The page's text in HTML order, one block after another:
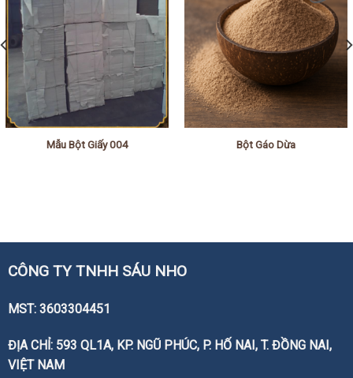
Mẫu Bột Giấy 004 Bột Gáo Dừa
CÔNG TY TNHH SÁU NHO
MST: 3603304451
ĐỊA CHỈ: 593 QL1A, KP. NGŨ PHÚC, P. HỐ NAI, T. ĐỒNG NAI,
VIỆT NAM